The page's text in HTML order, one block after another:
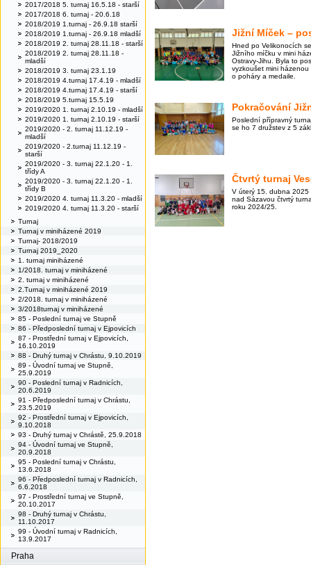
2017/2018 5. turnaj 16.5.18 - starší
2017/2018 6. turnaj - 20.6.18
2018/2019 1.turnaj - 26.9.18 starší
2018/2019 1.turnaj - 26.9.18 mladší
2018/2019 2. turnaj 28.11.18 - starší
2018/2019 2. turnaj 28.11.18 -
mladší
2018/2019 3. turnaj 23.1.19
2018/2019 4.turnaj 17.4.19 - mladší
2018/2019 4.turnaj 17.4.19 - starší
2018/2019 5.turnaj 15.5.19
2019/2020 1. turnaj 2.10.19 - mladší
2019/2020 1. turnaj 2.10.19 - starší
2019/2020 - 2. turnaj 11.12.19 -
mladší
2019/2020 - 2.turnaj 11.12.19 -
starší
2019/2020 - 3. turnaj 22.1.20 - 1.
třídy A
2019/2020 - 3. turnaj 22.1.20 - 1.
třídy B
2019/2020 4. turnaj 11.3.20 - mladší
2019/2020 4. turnaj 11.3.20 - starší
Turnaj
Turnaj v miniházené 2019
Turnaj- 2018/2019
Turnaj 2019_2020
1. turnaj miniházené
1/2018. turnaj v miniházené
2. turnaj v miniházené
2.Turnaj v miniházené 2019
2/2018. turnaj v miniházené
3/2018turnaj v miniházené
85 - Poslední turnaj ve Stupně
86 - Předposlední turnaj v Ejpovicích
87 - Prostřední turnaj v Ejpovicích,
16.10.2019
88 - Druhý turnaj v Chrástu, 9.10.2019
89 - Úvodní turnaj ve Stupně,
25.9.2019
90 - Poslední turnaj v Radnicích,
20.6.2019
91 - Předposlední turnaj v Chrástu,
23.5.2019
92 - Prostřední turnaj v Ejpovicích,
9.10.2018
93 - Druhý turnaj v Chrástě, 25.9.2018
94 - Úvodní turnaj ve Stupně,
20.9.2018
95 - Poslední turnaj v Chrástu,
13.6.2018
96 - Předposlední turnaj v Radnicích,
6.6.2018
97 - Prostřední turnaj ve Stupně,
20.10.2017
98 - Druhý turnaj v Chrástu,
11.10.2017
99 - Úvodní turnaj v Radnicích,
13.9.2017
Praha
Jižní Míček –
Hned po Velikonocích
Jižního míčku v mini
Ostravy-Jihu. Byla to
vyzkoušet mini
o poháry a medaile.
Pokračování
Poslední přípravný
se ho 7 družstev z 5
Čtvrtý turnaj
V úterý 15. dubna 2025
nad Sázavou čtvrtý
roku 2024/25.